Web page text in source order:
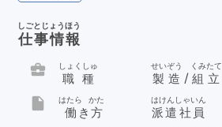
仕事情報
しごとじょうほう
business_center
職種
しょくしゅ
製造
せいぞう
/ 組立
くみたて
insert_drive_file
働
はたら
き 方
かた
派遣社員
はけんしゃいん